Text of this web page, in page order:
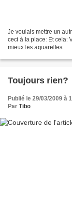
Je voulais mettre un
ceci à la place: Et cela:
mieux les aquarelles....
Toujours rien?
Publié le 29/03/2009 à
Par Tibo